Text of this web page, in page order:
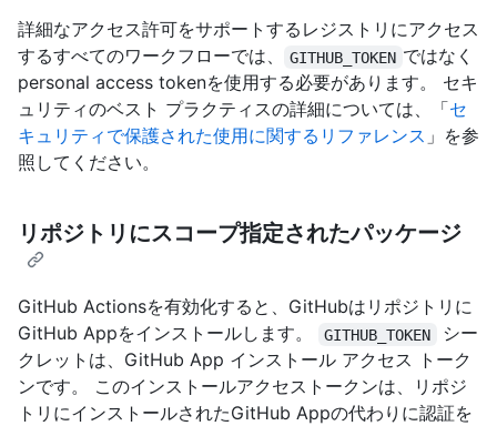
詳細なアクセス許可をサポートするレジストリにアクセス
するすべてのワークフローでは、
GITHUB_TOKEN ではなく
personal access tokenを使用する必要があります。 セキ
ュリティのベスト プラクティスの詳細については、「セ
キュリティで保護された使用に関するリファレンス 」を参
照してください。
リポジトリにスコープ指定されたパッケージ
GitHub Actionsを有効化すると、GitHubはリポジトリに
GitHub Appをインストールします。
GITHUB_TOKEN
シー
クレットは、GitHub App インストール アクセス トーク
ンです。 このインストールアクセストークンは、リポジ
トリにインストールされたGitHub Appの代わりに認証を